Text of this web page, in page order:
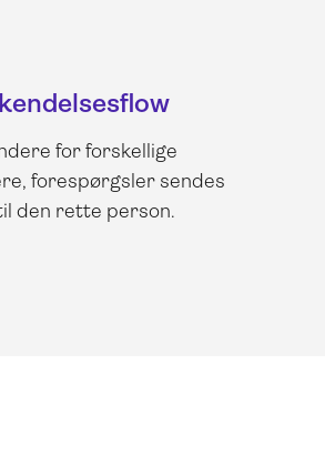
for forskellige
forespørgsler sendes
den rette person.